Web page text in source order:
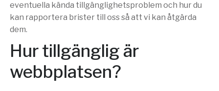
eventuella kända tillgänglighetsproblem och hur du
kan rapportera brister till oss så att vi kan åtgärda
dem.
Hur tillgänglig är
webbplatsen?